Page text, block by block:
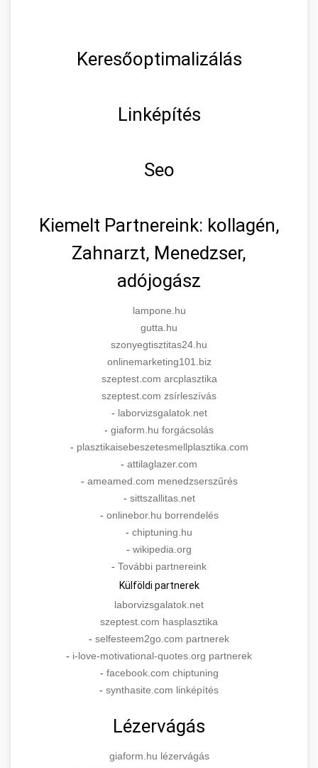
Keresőoptimalizálás
Linképítés
Seo
Kiemelt Partnereink: kollagén,
Zahnarzt, Menedzser,
adójogász
lampone.hu
gutta.hu
szonyegtisztitas24.hu
onlinemarketing101.biz
szeptest.com arcplasztika
szeptest.com zsírleszívás
- laborvizsgalatok.net
- giaform.hu forgácsolás
- plasztikaisebeszetesmellplasztika.com
- attilaglazer.com
- ameamed.com menedzserszűrés
- sittszallitas.net
- onlinebor.hu borrendelés
- chiptuning.hu
- wikipedia.org
- További partnereink
Külföldi partnerek
laborvizsgalatok.net
szeptest.com hasplasztika
- selfesteem2go.com partnerek
- i-love-motivational-quotes.org partnerek
- facebook.com chiptuning
- synthasite.com linképítés
Lézervágás
giaform.hu lézervágás